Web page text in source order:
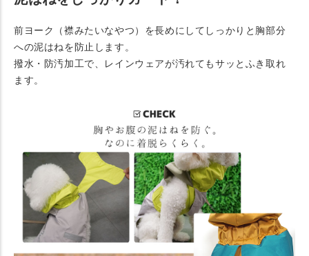
前ヨーク（襟みたいなやつ）を長めにしてしっかりと胸部分
への泥はねを防止します。
撥水・防汚加工で、レインウェアが汚れてもサッとふき取れ
ます。